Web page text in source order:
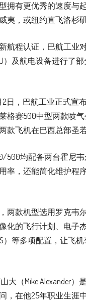
拥有更优秀的速度与
夷，或纽约直飞洛杉矶
航程认证，巴航工业
）及航电设备进行了
2日，巴航工业正式宣
格赛500中型两款喷
款飞机在巴西总部圣
500均配备两台霍尼
率，还能简化维护程
两款机型选用罗克韦
化的飞行计划、电子
）等多项配置，让飞
大（Mike Alexander）
，在他25年职业生涯